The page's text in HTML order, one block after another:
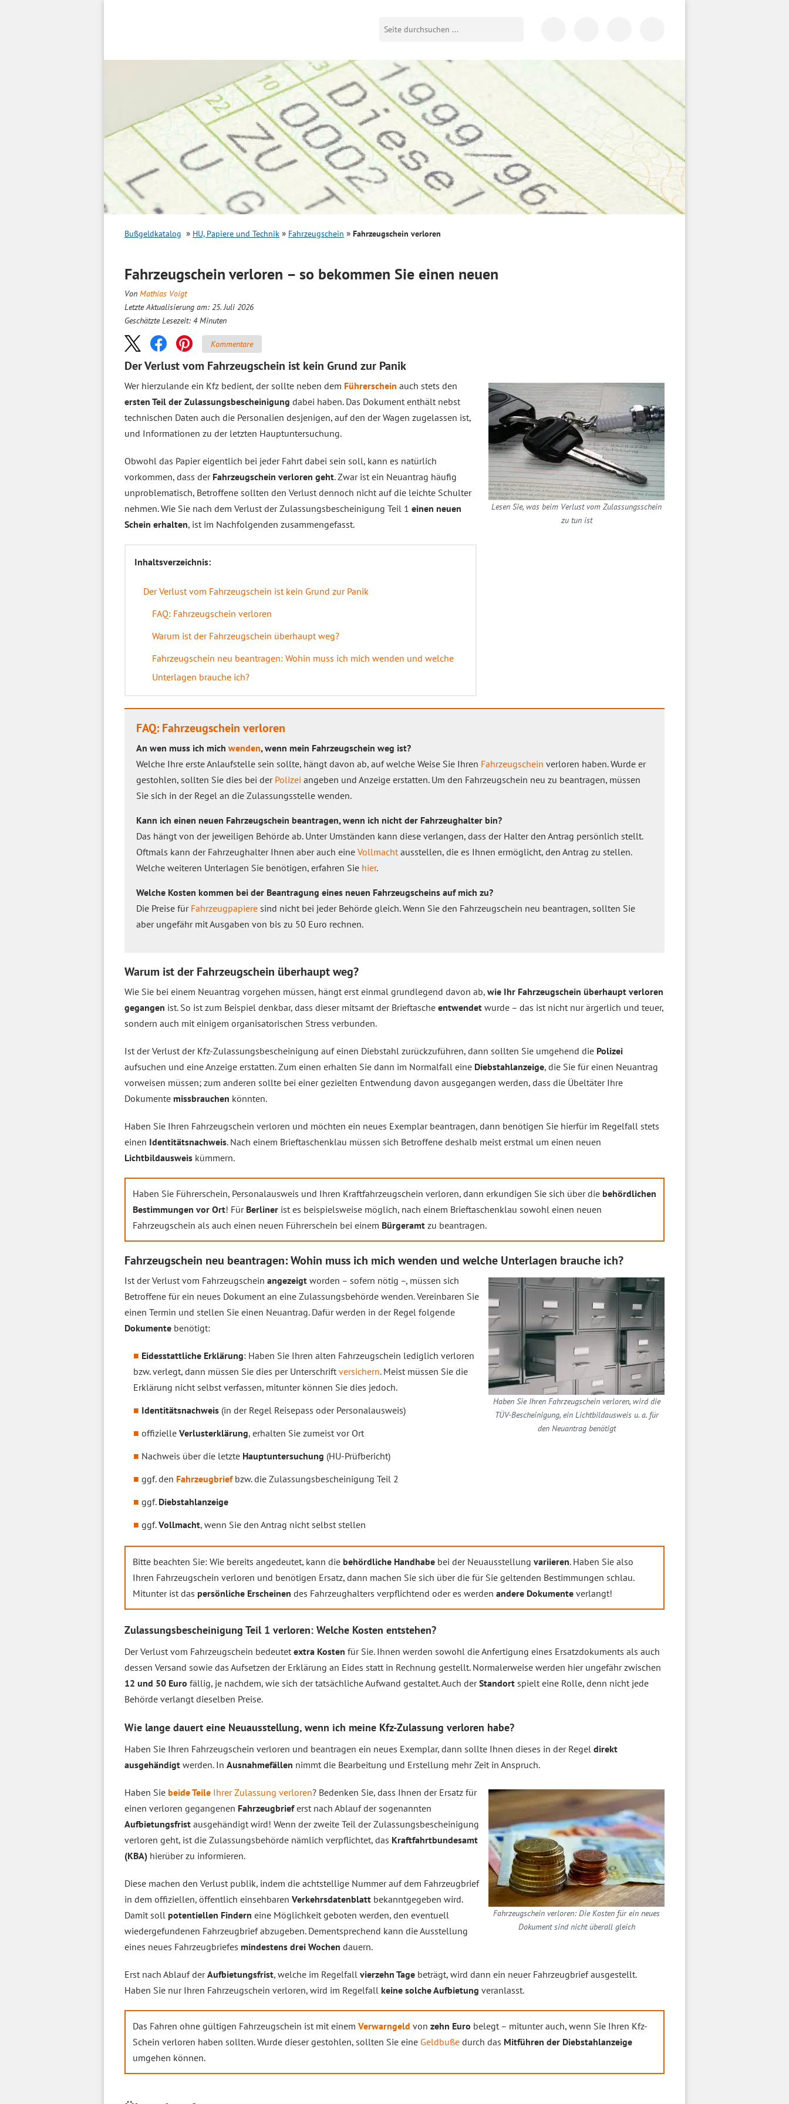
Bußgeldkatalog HU, Papiere und Technik Fahrzeugschein Fahrzeugschein verloren
Fahrzeugschein verloren – so bekommen Sie einen neuen
Von Mathias Voigt
Letzte Aktualisierung am: 25. Juli 2026
Geschätzte Lesezeit: 4 Minuten
Kommentare
Der Verlust vom Fahrzeugschein ist kein Grund zur Panik
Lesen Sie, was beim Verlust vom Zulassungsschein
zu tun ist
Wer hierzulande ein Kfz bedient, der sollte neben dem Führerschein auch stets den
ersten Teil der Zulassungsbescheinigung dabei haben. Das Dokument enthält nebst
technischen Daten auch die Personalien desjenigen, auf den der Wagen zugelassen ist,
und Informationen zu der letzten Hauptuntersuchung.
Obwohl das Papier eigentlich bei jeder Fahrt dabei sein soll, kann es natürlich
vorkommen, dass der Fahrzeugschein verloren geht. Zwar ist ein Neuantrag häufig
unproblematisch, Betroffene sollten den Verlust dennoch nicht auf die leichte Schulter
nehmen. Wie Sie nach dem Verlust der Zulassungsbescheinigung Teil 1 einen neuen
Schein erhalten, ist im Nachfolgenden zusammengefasst.
Inhaltsverzeichnis:
Der Verlust vom Fahrzeugschein ist kein Grund zur Panik
FAQ: Fahrzeugschein verloren
Warum ist der Fahrzeugschein überhaupt weg?
Fahrzeugschein neu beantragen: Wohin muss ich mich wenden und welche
Unterlagen brauche ich?
FAQ: Fahrzeugschein verloren
An wen muss ich mich wenden, wenn mein Fahrzeugschein weg ist?
Welche Ihre erste Anlaufstelle sein sollte, hängt davon ab, auf welche Weise Sie Ihren Fahrzeugschein verloren haben. Wurde er
gestohlen, sollten Sie dies bei der Polizei angeben und Anzeige erstatten. Um den Fahrzeugschein neu zu beantragen, müssen
Sie sich in der Regel an die Zulassungsstelle wenden.
Kann ich einen neuen Fahrzeugschein beantragen, wenn ich nicht der Fahrzeughalter bin?
Das hängt von der jeweiligen Behörde ab. Unter Umständen kann diese verlangen, dass der Halter den Antrag persönlich stellt.
Oftmals kann der Fahrzeughalter Ihnen aber auch eine Vollmachtausstellen, die es Ihnen ermöglicht, den Antrag zu stellen.
Welche weiteren Unterlagen Sie benötigen, erfahren Sie hier.
Welche Kosten kommen bei der Beantragung eines neuen Fahrzeugscheins auf mich zu?
Die Preise für Fahrzeugpapiere sind nicht bei jeder Behörde gleich. Wenn Sie den Fahrzeugschein neu beantragen, sollten Sie
aber ungefähr mit Ausgaben von bis zu 50 Euro rechnen.
Warum ist der Fahrzeugschein überhaupt weg?
Wie Sie bei einem Neuantrag vorgehen müssen, hängt erst einmal grundlegend davon ab, wie Ihr Fahrzeugschein überhaupt verloren
gegangen ist. So ist zum Beispiel denkbar, dass dieser mitsamt der Brieftasche entwendet wurde – das ist nicht nur ärgerlich und teuer,
sondern auch mit einigem organisatorischen Stress verbunden.
Ist der Verlust der Kfz-Zulassungsbescheinigung auf einen Diebstahl zurückzuführen, dann sollten Sie umgehend die Polizei
aufsuchen und eine Anzeige erstatten. Zum einen erhalten Sie dann im Normalfall eine Diebstahlanzeige, die Sie für einen Neuantrag
vorweisen müssen; zum anderen sollte bei einer gezielten Entwendung davon ausgegangen werden, dass die Übeltäter Ihre
Dokumente missbrauchen könnten.
Haben Sie Ihren Fahrzeugschein verloren und möchten ein neues Exemplar beantragen, dann benötigen Sie hierfür im Regelfall stets
einen Identitätsnachweis. Nach einem Brieftaschenklau müssen sich Betroffene deshalb meist erstmal um einen neuen
Lichtbildausweis kümmern.
Haben Sie Führerschein, Personalausweis und Ihren Kraftfahrzeugschein verloren, dann erkundigen Sie sich über die behördlichen
Bestimmungen vor Ort! Für Berliner ist es beispielsweise möglich, nach einem Brieftaschenklau sowohl einen neuen
Fahrzeugschein als auch einen neuen Führerschein bei einem Bürgeramt zu beantragen.
Fahrzeugschein neu beantragen: Wohin muss ich mich wenden und welche Unterlagen brauche ich?
Haben Sie Ihren Fahrzeugschein verloren, wird die
TÜV-Bescheinigung, ein Lichtbildausweis u. a. für
den Neuantrag benötigt
Ist der Verlust vom Fahrzeugschein angezeigt worden – sofern nötig –, müssen sich
Betroffene für ein neues Dokument an eine Zulassungsbehörde wenden. Vereinbaren Sie
einen Termin und stellen Sie einen Neuantrag. Dafür werden in der Regel folgende
Dokumente benötigt:
Eidesstattliche Erklärung: Haben Sie Ihren alten Fahrzeugschein lediglich verloren
bzw. verlegt, dann müssen Sie dies per Unterschrift versichern. Meist müssen Sie die
Erklärung nicht selbst verfassen, mitunter können Sie dies jedoch.
Identitätsnachweis (in der Regel Reisepass oder Personalausweis)
offizielle Verlusterklärung, erhalten Sie zumeist vor Ort
Nachweis über die letzte Hauptuntersuchung (HU-Prüfbericht)
ggf. den Fahrzeugbriefbzw. die Zulassungsbescheinigung Teil 2
ggf. Diebstahlanzeige
ggf.Vollmacht, wenn Sie den Antrag nicht selbst stellen
Bitte beachten Sie: Wie bereits angedeutet, kann die behördliche Handhabe bei der Neuausstellung variieren. Haben Sie also
Ihren Fahrzeugschein verloren und benötigen Ersatz, dann machen Sie sich über die für Sie geltenden Bestimmungen schlau.
Mitunter ist das persönliche Erscheinen des Fahrzeughalters verpflichtend oder es werden andere Dokumente verlangt!
Zulassungsbescheinigung Teil 1 verloren: Welche Kosten entstehen?
Der Verlust vom Fahrzeugschein bedeutet extra Kosten für Sie. Ihnen werden sowohl die Anfertigung eines Ersatzdokuments als auch
dessen Versand sowie das Aufsetzen der Erklärung an Eides statt in Rechnung gestellt. Normalerweise werden hier ungefähr zwischen
12 und 50 Euro fällig, je nachdem, wie sich der tatsächliche Aufwand gestaltet. Auch derStandort spielt eine Rolle, denn nicht jede
Behörde verlangt dieselben Preise.
Wie lange dauert eine Neuausstellung, wenn ich meine Kfz-Zulassung verloren habe?
Haben Sie Ihren Fahrzeugschein verloren und beantragen ein neues Exemplar, dann sollte Ihnen dieses in der Regel direkt
ausgehändigt werden. In Ausnahmefällen nimmt die Bearbeitung und Erstellung mehr Zeit in Anspruch.
Fahrzeugschein verloren: Die Kosten für ein neues
Dokument sind nicht überall gleich
Haben Sie beide Teile Ihrer Zulassung verloren? Bedenken Sie, dass Ihnen der Ersatz für
einen verloren gegangenen Fahrzeugbrieferst nach Ablauf der sogenannten
Aufbietungsfrist ausgehändigt wird! Wenn der zweite Teil der Zulassungsbescheinigung
verloren geht, ist die Zulassungsbehörde nämlich verpflichtet, das Kraftfahrtbundesamt
(KBA) hierüber zu informieren.
Diese machen den Verlust publik, indem die achtstellige Nummer auf dem Fahrzeugbrief
in dem offiziellen, öffentlich einsehbaren Verkehrsdatenblatt bekanntgegeben wird.
Damit soll potentiellen Findern eine Möglichkeit geboten werden, den eventuell
wiedergefundenen Fahrzeugbrief abzugeben. Dementsprechend kann die Ausstellung
eines neues Fahrzeugbriefes mindestens drei Wochen dauern.
Erst nach Ablauf derAufbietungsfrist, welche im Regelfall vierzehn Tage beträgt, wird dann ein neuer Fahrzeugbrief ausgestellt.
Haben Sie nur Ihren Fahrzeugschein verloren, wird im Regelfall keine solche Aufbietung veranlasst.
Das Fahren ohne gültigen Fahrzeugschein ist mit einem Verwarngeld von zehn Euro belegt – mitunter auch, wenn Sie Ihren Kfz-
Schein verloren haben sollten. Wurde dieser gestohlen, sollten Sie eine Geldbuße durch das Mitführen der Diebstahlanzeige
umgehen können.